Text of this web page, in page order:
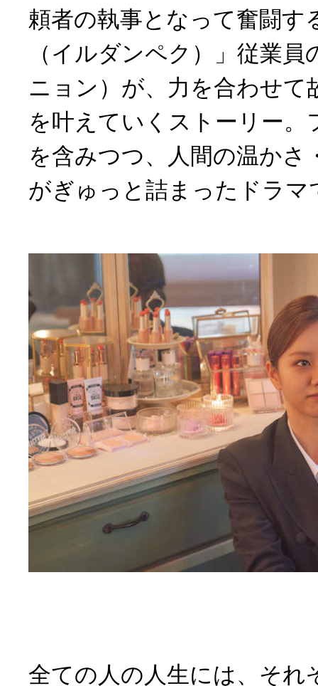
頼者の執事となって奮闘す
（イルダンペク）」従業
ニョン）が、力を合わせて
を叶えていくストーリー。
を含みつつ、人間の温かさ
がぎゅっと詰まったドラマ
全ての人の人生には、それ